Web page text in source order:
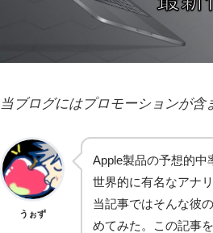
当ブログにはプロモーションが含
うぉず
Apple製品の予想的中
世界的に有名なアナ
当記事ではそんな彼
めてみた。この記事